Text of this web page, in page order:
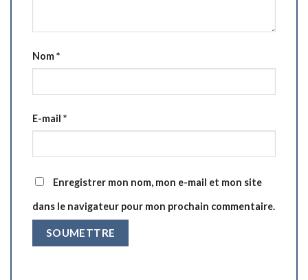
Nom*
E-mail *
Enregistrer mon nom, mon e-mail et mon site
dans le navigateur pour mon prochain commentaire.